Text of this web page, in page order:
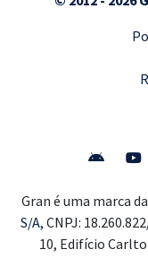
Gran é uma marca
S/A, CNPJ:
10, Edifício